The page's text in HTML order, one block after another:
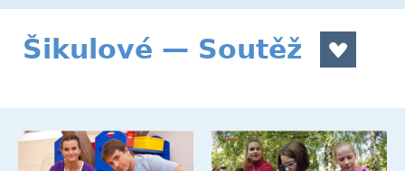
Šikulové — Soutěž